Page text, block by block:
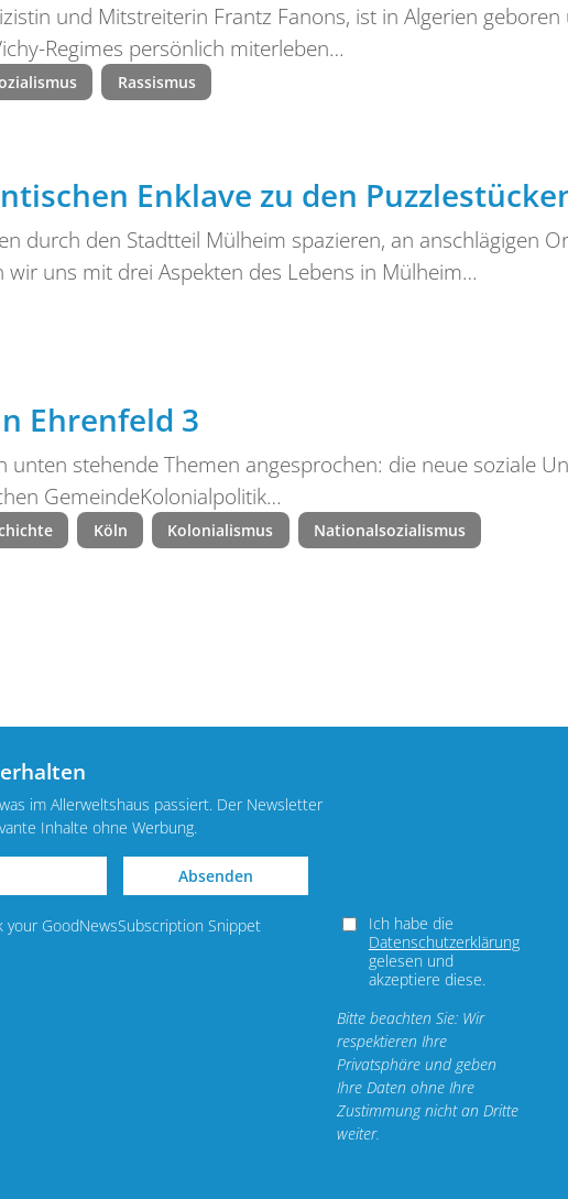
und Mitstreiterin Frantz Fanons, ist in Algerien
Regimes persönlich miterleben…
Rassismus
Enklave zu den
durch den Stadtteil Mülheim spazieren, an anschlägigen
uns mit drei Aspekten des Lebens in Mülheim…
Ehrenfeld 3
unten stehende Themen angesprochen: die neue soziale
GemeindeKolonialpolitik…
Köln Kolonialismus Nationalsozialismus
im Allerweltshaus passiert. Der Newsletter
Inhalte ohne Werbung.
Absenden
GoodNewsSubscription Snippet
Ich habe die
Datenschutzerklärung
gelesen und
akzeptiere diese.
Bitte beachten Sie: Wir
respektieren Ihre
Privatsphäre und geben
Ihre Daten ohne Ihre
Zustimmung nicht an Dritte
weiter.